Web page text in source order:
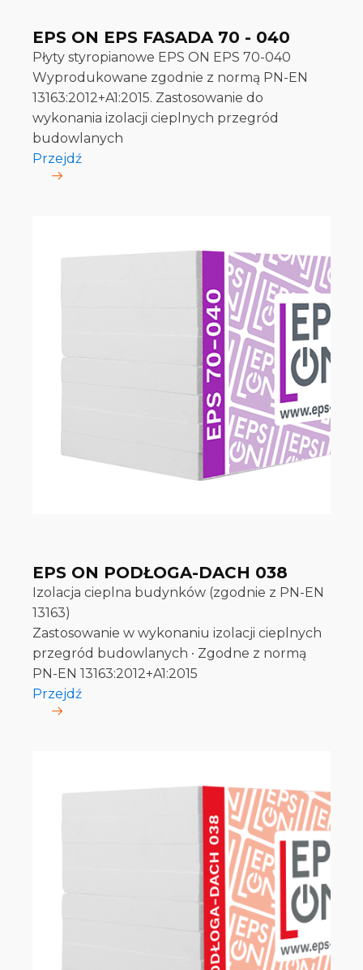
EPS ON EPS FASADA 70 - 040
Płyty styropianowe EPS ON EPS 70-040
Wyprodukowane zgodnie z normą PN-EN
13163:2012+A1:2015. Zastosowanie do
wykonania izolacji cieplnych przegród
budowlanych
Przejdź
EPS ON PODŁOGA-DACH 038
Izolacja cieplna budynków (zgodnie z PN-EN
13163)
Zastosowanie w wykonaniu izolacji cieplnych
przegród budowlanych ∙ Zgodne z normą
PN-EN 13163:2012+A1:2015
Przejdź